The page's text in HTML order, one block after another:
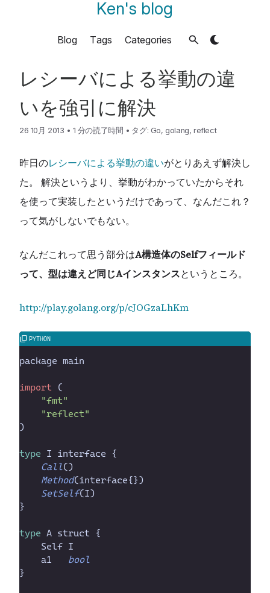
Ken's blog
Blog Tags Categories
レシーバによる挙動の違
いを強引に解決
26 10月 2013 • 1 分の読了時間 • タグ: Go, golang,reflect
昨日のレシーバによる挙動の違いがとりあえず解決し
た。 解決というより、挙動がわかっていたからそれ
を使って実装したというだけであって、なんだこれ？
って気がしないでもない。
なんだこれって思う部分はA構造体のSelfフィールド
って、型は違えど同じAインスタンスというところ。
http://play.golang.org/p/cJOGzaLhKm
package main
import
(
"fmt"
"reflect"
)
type I interface
{
Call()
Method(interface{})
SetSelf(I)
}
type A struct
{
Self I
a1
bool
}